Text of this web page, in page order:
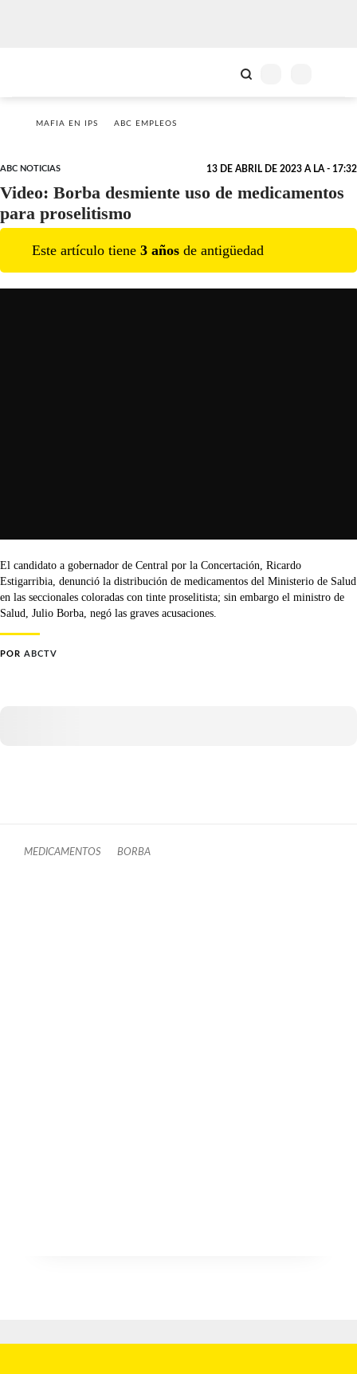
MAFIA EN IPS ABC EMPLEOS
ABC NOTICIAS 13 DE ABRIL DE 2023 A LA - 17:32
Video: Borba desmiente uso de medicamentos
para proselitismo
Este artículo tiene 3 años de antigüedad
El candidato a gobernador de Central por la Concertación, Ricardo
Estigarribia, denunció la distribución de medicamentos del Ministerio de Salud
en las seccionales coloradas con tinte proselitista; sin embargo el ministro de
Salud, Julio Borba, negó las graves acusaciones.
POR ABCTV
MEDICAMENTOS BORBA